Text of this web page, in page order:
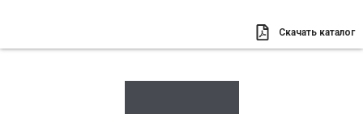
содержимому
Скачать каталог